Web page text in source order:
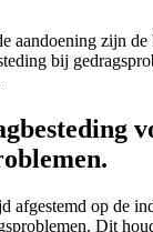
aandoening zijn de
bij
afgestemd op de
Dit